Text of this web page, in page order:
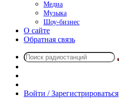
Медиа
Музыка
Шоу-бизнес
О сайте
Обратная связь
радио
Войти / Зарегистрироваться